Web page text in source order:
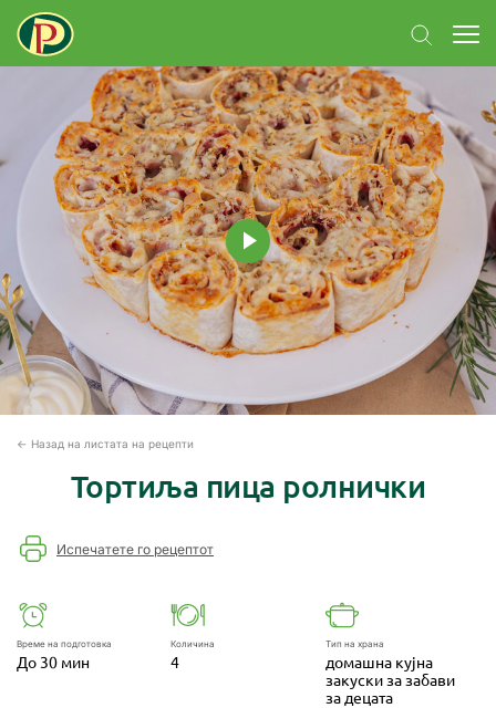
← Назад на листата на рецепти
Тортиља пица ролнички
Испечатете го рецептот
Време на подготовка
До 30 мин
Количина
4
Тип на храна
домашна кујна
закуски за забави
за децата